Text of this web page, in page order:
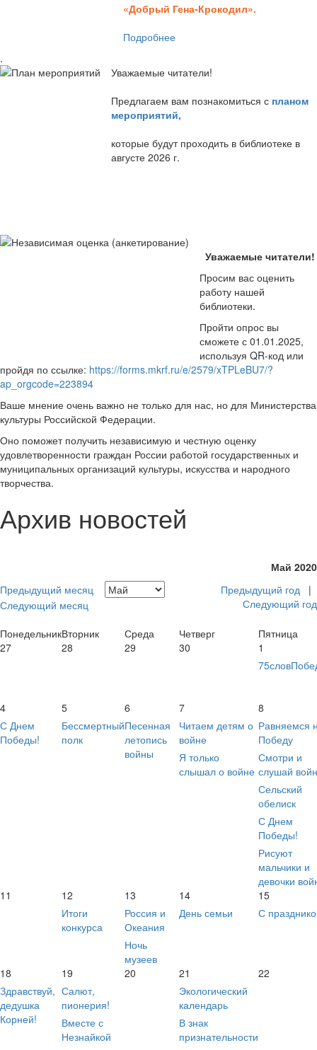
«Добрый Гена-Крокодил».
Подробнее
.
Уважаемые читатели!
Предлагаем вам познакомиться с планом
мероприятий,
которые будут проходить в библиотеке в
августе 2026 г.
Уважаемые читатели!
Просим вас оценить
работу нашей
библиотеки.
Пройти опрос вы
сможете с 01.01.2025,
используя QR-код или
пройдя по ссылке: https://forms.mkrf.ru/e/2579/xTPLeBU7/?
ap_orgcode=223894
Ваше мнение очень важно не только для нас, но для Министерства
культуры Российской Федерации.
Оно поможет получить независимую и честную оценку
удовлетворенности граждан России работой государственных и
муниципальных организаций культуры, искусства и народного
творчества.
Архив новостей
Май 2020
Предыдущий месяц
Следующий месяц
Предыдущий год |
Следующий год
ПонедельникВторник Среда Четверг
Пятница
27
28 29 30
1
4
С Днем
Победы!
5
Бессмертный
полк
6
Песенная
летопись
войны
7
Читаем детям о
войне
Я только
слышал о войне
8
Равняемся
Победу
Смотри и
слушай
Сельский
обелиск
С Днем
Победы!
Рисуют
мальчики и
девочки
11
12
Итоги
конкурса
13
Россия и
Океания
Ночь
музеев
14
День семьи
15
С
18
Здравствуй,
дедушка
Корней!
19
Салют,
пионерия!
Вместе с
Незнайкой
20
21
Экологический
календарь
В знак
признательности
22